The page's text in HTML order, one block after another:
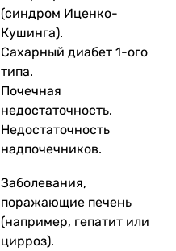
(синдром Иценко-
Кушинга).
Сахарный диабет 1-ого
типа.
Почечная
недостаточность.
Недостаточность
надпочечников.
Заболевания,
поражающие печень
(например, гепатит или
цирроз).